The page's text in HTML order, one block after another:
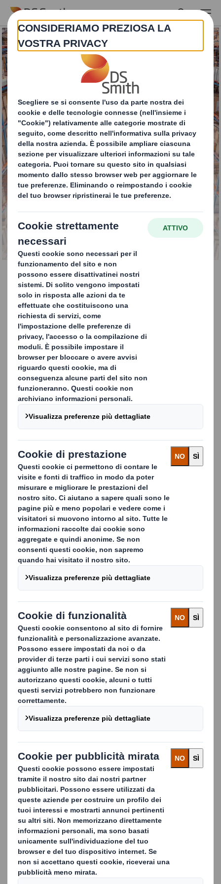
Skip to main content
Pallets in cartone
Pallets in cartone
Progettati per un'ampia gamma di
applicazioni, i nostri pallet ondulati offrono
un'alternativa più ecologica, pulita,
economicamente efficiente e leggera ai
tradizionali pallet in legno e plastica.
PER MAGGIORI INFORMAZIONI
CONTATTACI
Il nostro pallet in cartone KAYPAL®, economico,
ecologico ed ergonomico, soddisfa le vostre necessità
in termini di ottimizzazione del ciclo di fornitura e
rispetto dell'ambiente. Abbiamo sviluppato un'ampia
gamma di pallet specificatamente adattati alle
esportazioni, al fulfilment, alle basi per punto di
acquisto e per utilizzi industriali.
Dalla produzione del cartone ondulato
all'assemblaggio del pallet, abbiamo il controllo
completo del processo produttivo, che ci garantisce
un prodotto di qualità maggiore nonché una
reattività superiore.
Il pallet ondulato si è dimostrato essere facile da
movimentare, riciclabile al 100% e ottimale per la
brandizzazione.
Vantaggi del pallets in cartone ottimale
Ideale per il settore alimentare e farmaceutico
Adatto alla spedizione aerea
Ideale per l'esportazione quando ci sono
restrizioni sull'utilizzo del legno